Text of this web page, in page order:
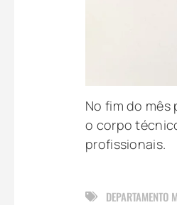
No fim do
o corpo
profissionais.
DEPARTAMENTO